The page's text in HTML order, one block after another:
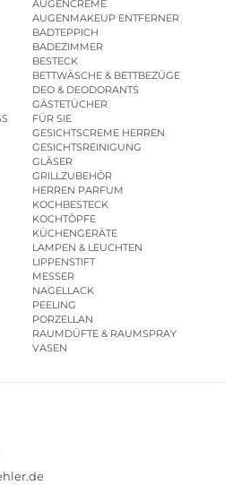
AUGENCREME
AUGENMAKEUP ENTFERNER
BADTEPPICH
BADEZIMMER
BESTECK
BETTWÄSCHE & BETTBEZÜGE
DEO & DEODORANTS
GÄSTETÜCHER
FÜR SIE
GESICHTSCREME HERREN
GESICHTSREINIGUNG
GLÄSER
GRILLZUBEHÖR
HERREN PARFUM
KOCHBESTECK
KOCHTÖPFE
KÜCHENGERÄTE
LAMPEN & LEUCHTEN
LIPPENSTIFT
MESSER
NAGELLACK
PEELING
PORZELLAN
RAUMDÜFTE & RAUMSPRAY
VASEN